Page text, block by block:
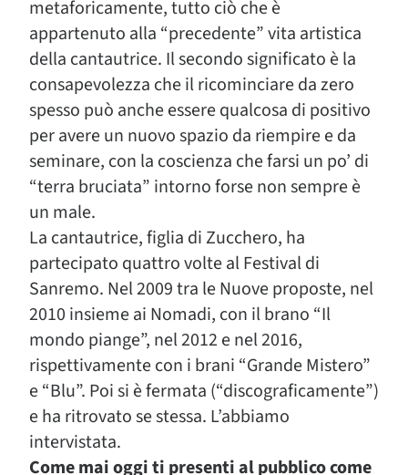
metaforicamente, tutto ciò che è
appartenuto alla “precedente” vita artistica
della cantautrice. Il secondo significato è la
consapevolezza che il ricominciare da zero
spesso può anche essere qualcosa di positivo
per avere un nuovo spazio da riempire e da
seminare, con la coscienza che farsi un po’ di
“terra bruciata” intorno forse non sempre è
un male.
La cantautrice, figlia di Zucchero, ha
partecipato quattro volte al Festival di
Sanremo. Nel 2009 tra le Nuove proposte, nel
2010 insieme ai Nomadi, con il brano “Il
mondo piange”, nel 2012 e nel 2016,
rispettivamente con i brani “Grande Mistero”
e “Blu”. Poi si è fermata (“discograficamente”)
e ha ritrovato se stessa. L’abbiamo
intervistata.
Come mai oggi ti presenti al pubblico come